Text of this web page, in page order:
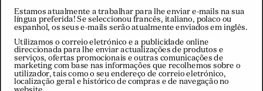
Boletim informativo
Subscreva a nossa newsletter para
obter 10% de desconto na sua
primeira encomenda
Estamos atualmente a trabalhar para lhe enviar e-mails na sua
língua preferida! Se seleccionou francês, italiano, polaco ou
espanhol, os seus e-mails serão atualmente enviados em inglês.
Utilizamos o correio eletrónico e a publicidade online
direccionada para lhe enviar actualizações de produtos e
serviços, ofertas promocionais e outras comunicações de
marketing com base nas informações que recolhemos sobre o
utilizador, tais como o seu endereço de correio eletrónico,
localização geral e histórico de compras e de navegação no